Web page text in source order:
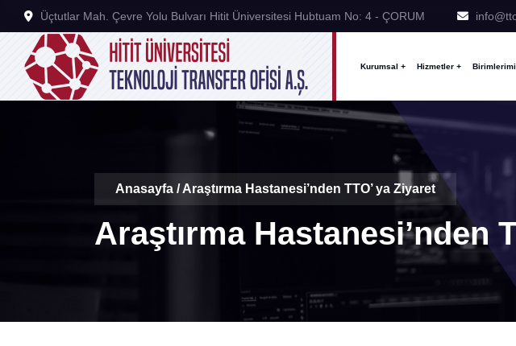
Üçtutlar Mah. Çevre Yolu Bulvarı Hitit Üniversitesi Hubtuam No: 4 - ÇORUM
Kurumsal + Hizmetler +
Anasayfa / Araştırma Hastanesi’nden TTO’ ya Ziyaret
Araştırma Hastanesi’nden